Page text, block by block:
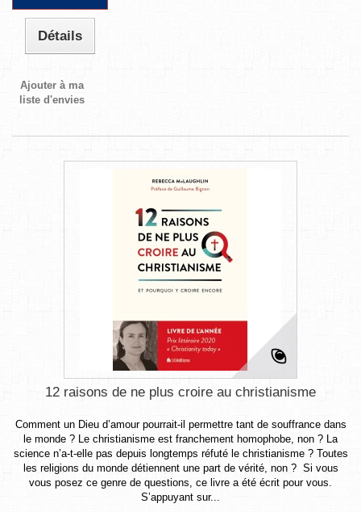
Détails
Ajouter à ma
liste d'envies
12 raisons de ne plus croire au christianisme
Comment un Dieu d’amour pourrait-il permettre tant de souffrance dans
le monde ? Le christianisme est franchement homophobe, non ? La
science n’a-t-elle pas depuis longtemps réfuté le christianisme ? Toutes
les religions du monde détiennent une part de vérité, non ? Si vous
vous posez ce genre de questions, ce livre a été écrit pour vous.
S’appuyant sur...